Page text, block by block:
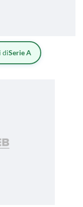
diSerie A